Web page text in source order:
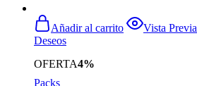
OFERTA4%
Añadir al carrito Vista Previa
Deseos
Packs